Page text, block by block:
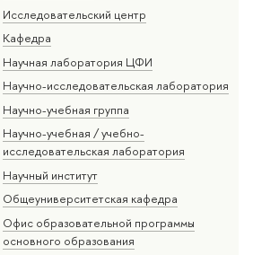
Исследовательский центр
Кафедра
Научная лаборатория ЦФИ
Научно-исследовательская лаборатория
Научно-учебная группа
Научно-учебная / учебно-
исследовательская лаборатория
Научный институт
Общеуниверситетская кафедра
Офис образовательной программы
основного образования